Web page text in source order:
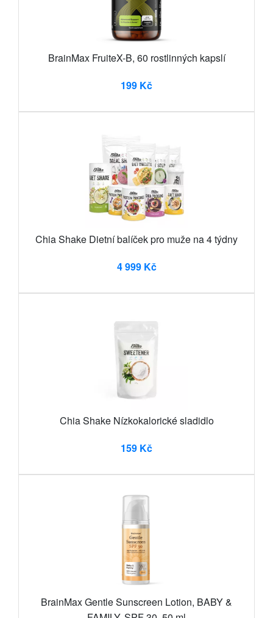
BrainMax FruiteX-B, 60 rostlinných kapslí
199 Kč
Chia Shake Dietní balíček pro muže na 4 týdny
4 999 Kč
Chia Shake Nízkokalorické sladidlo
159 Kč
BrainMax Gentle Sunscreen Lotion, BABY &